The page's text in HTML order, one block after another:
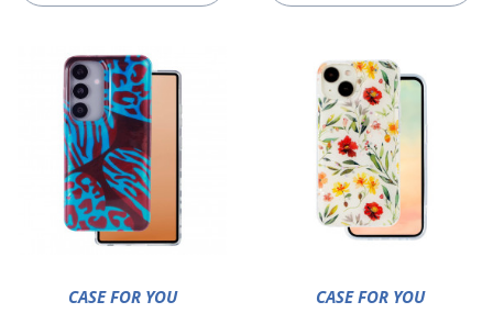
CASE FOR YOU CASE FOR YOU